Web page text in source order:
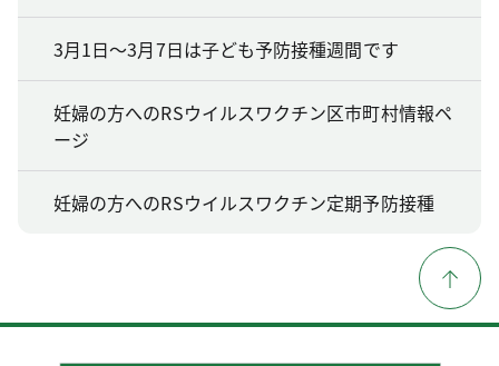
3月1日～3月7日は子ども予防接種週間です
妊婦の方へのRSウイルスワクチン区市町村情報ペ
ージ
妊婦の方へのRSウイルスワクチン定期予防接種